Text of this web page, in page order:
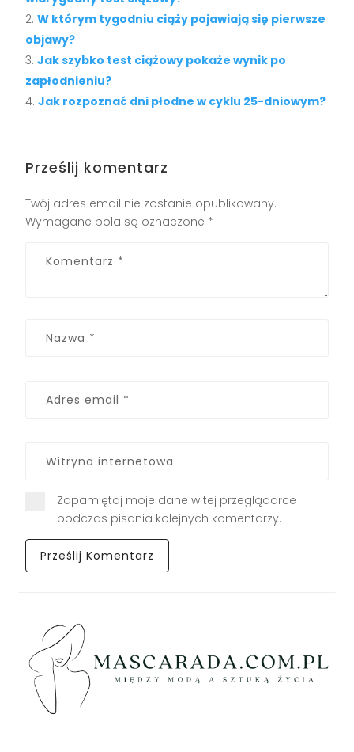
W którym tygodniu ciąży pojawiają się pierwsze
objawy?
Jak szybko test ciążowy pokaże wynik po
zapłodnieniu?
Jak rozpoznać dni płodne w cyklu 25-dniowym?
Prześlij komentarz
Twój adres email nie zostanie opublikowany.
Wymagane pola są oznaczone *
Zapamiętaj moje dane w tej przeglądarce
podczas pisania kolejnych komentarzy.